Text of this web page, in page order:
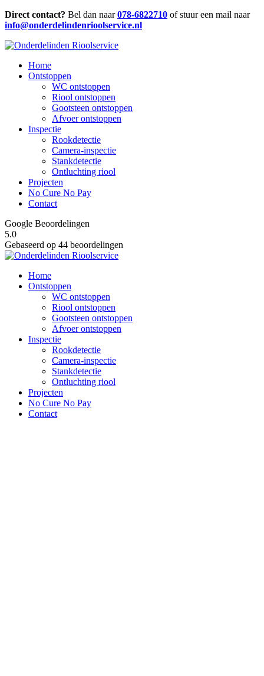
Direct contact? Bel dan naar078-6822710 of stuur een mail naar
info@onderdelindenrioolservice.nl
Home
Ontstoppen
WC ontstoppen
Riool ontstoppen
Gootsteen ontstoppen
Afvoer ontstoppen
Inspectie
Rookdetectie
Camera-inspectie
Stankdetectie
Ontluchting riool
Projecten
No Cure No Pay
Contact
Google Beoordelingen
5.0
Gebaseerd op 44 beoordelingen
Home
Ontstoppen
WC ontstoppen
Riool ontstoppen
Gootsteen ontstoppen
Afvoer ontstoppen
Inspectie
Rookdetectie
Camera-inspectie
Stankdetectie
Ontluchting riool
Projecten
No Cure No Pay
Contact